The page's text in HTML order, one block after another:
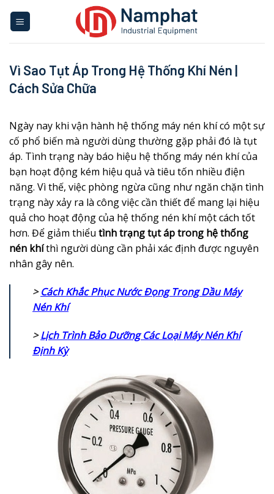
Vì Sao Tụt Áp Trong Hệ Thống Khí Nén |
Cách Sửa Chữa
Ngày nay khi vận hành hệ thống máy nén khí có một sự
cố phổ biến mà người dùng thường gặp phải đó là tụt
áp. Tình trạng này báo hiệu hệ thống máy nén khí của
bạn hoạt động kém hiệu quả và tiêu tốn nhiều điện
năng. Vì thế, việc phòng ngừa cũng như ngăn chặn tình
trạng này xảy ra là công việc cần thiết để mang lại hiệu
quả cho hoạt động của hệ thống nén khí một cách tốt
hơn. Để giảm thiểu tình trạng tụt áp trong hệ thống
nén khíthì người dùng cần phải xác định được nguyên
nhân gây nên.
>Cách Khắc Phục Nước Đọng Trong Dầu Máy
Nén Khí
>Lịch Trình Bảo Dưỡng Các Loại Máy Nén Khí
Định Kỳ